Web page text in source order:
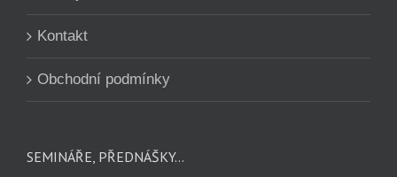
Kontakt
Obchodní podmínky
SEMINÁŘE, PŘEDNÁŠKY…